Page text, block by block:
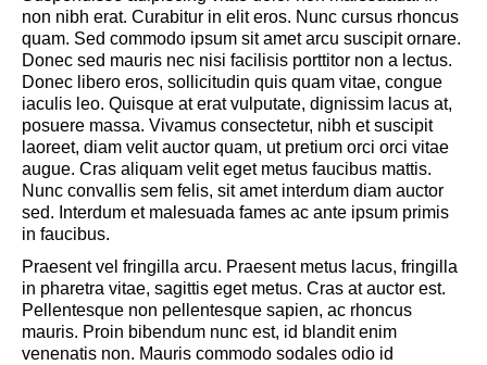
non nibh erat. Curabitur in elit eros. Nunc cursus rhoncus
quam. Sed commodo ipsum sit amet arcu suscipit ornare.
Donec sed mauris nec nisi facilisis porttitor non a lectus.
Donec libero eros, sollicitudin quis quam vitae, congue
iaculis leo. Quisque at erat vulputate, dignissim lacus at,
posuere massa. Vivamus consectetur, nibh et suscipit
laoreet, diam velit auctor quam, ut pretium orci orci vitae
augue. Cras aliquam velit eget metus faucibus mattis.
Nunc convallis sem felis, sit amet interdum diam auctor
sed. Interdum et malesuada fames ac ante ipsum primis
in faucibus.
Praesent vel fringilla arcu. Praesent metus lacus, fringilla
in pharetra vitae, sagittis eget metus. Cras at auctor est.
Pellentesque non pellentesque sapien, ac rhoncus
mauris. Proin bibendum nunc est, id blandit enim
venenatis non. Mauris commodo sodales odio id